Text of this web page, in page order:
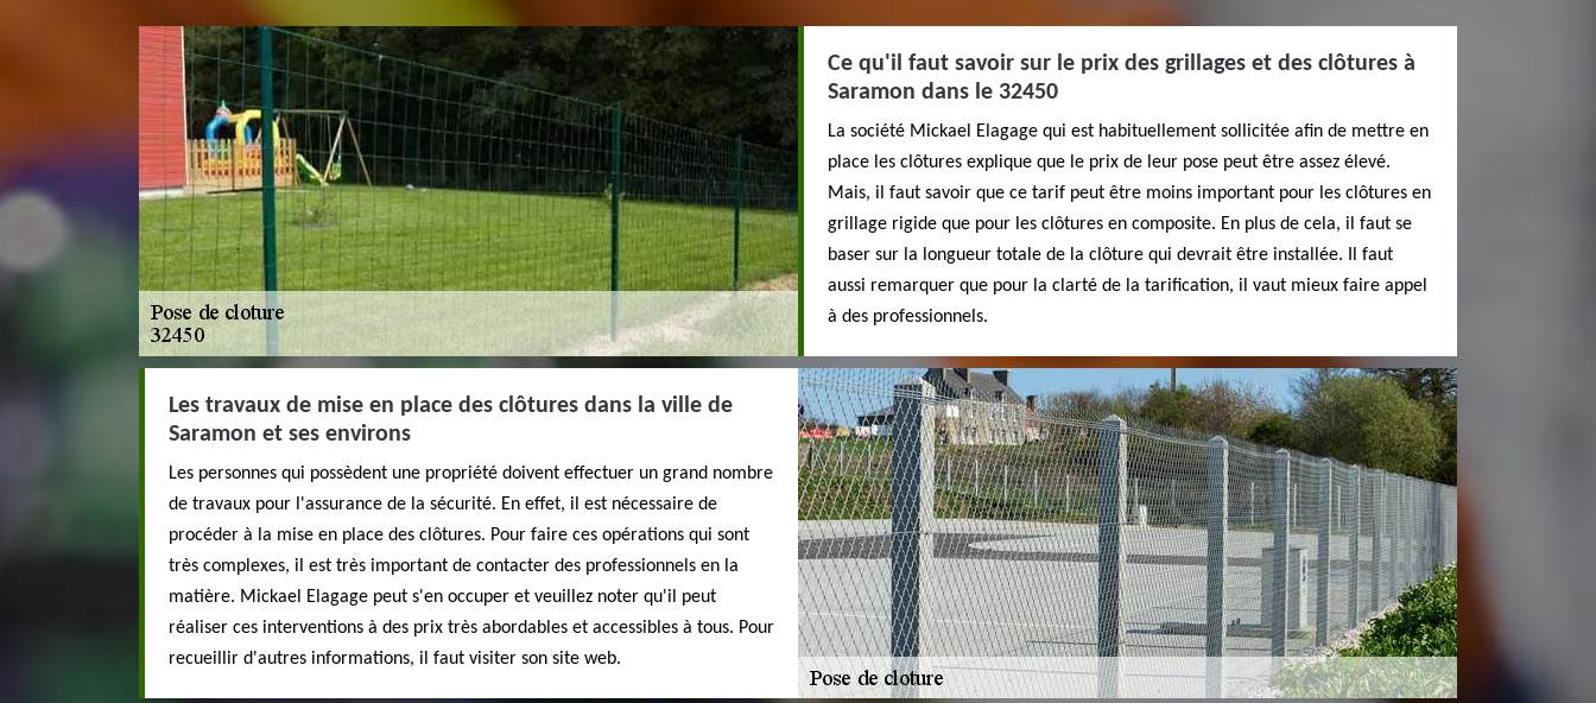
Ce qu'il faut savoir sur le prix des grillages et des clôtures à
Saramon dans le 32450
La société Mickael Elagage qui est habituellement sollicitée afin de mettre en
place les clôtures explique que le prix de leur pose peut être assez élevé.
Mais, il faut savoir que ce tarif peut être moins important pour les clôtures en
grillage rigide que pour les clôtures en composite. En plus de cela, il faut se
baser sur la longueur totale de la clôture qui devrait être installée. Il faut
aussi remarquer que pour la clarté de la tarification, il vaut mieux faire appel
à des professionnels.
Les travaux de mise en place des clôtures dans la ville de
Saramon et ses environs
Les personnes qui possèdent une propriété doivent effectuer un grand nombre
de travaux pour l'assurance de la sécurité. En effet, il est nécessaire de
procéder à la mise en place des clôtures. Pour faire ces opérations qui sont
très complexes, il est très important de contacter des professionnels en la
matière. Mickael Elagage peut s'en occuper et veuillez noter qu'il peut
réaliser ces interventions à des prix très abordables et accessibles à tous. Pour
recueillir d'autres informations, il faut visiter son site web.